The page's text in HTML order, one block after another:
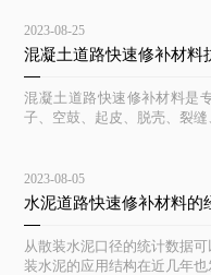
2023-08-25
混凝土道路快速修补材料
混凝土道路快速修补材料是
子、空鼓、起皮、脱壳、裂
2023-08-05
水泥道路快速修补材料的
从散装水泥口径的统计数据
装水泥的应用结构在近几年也